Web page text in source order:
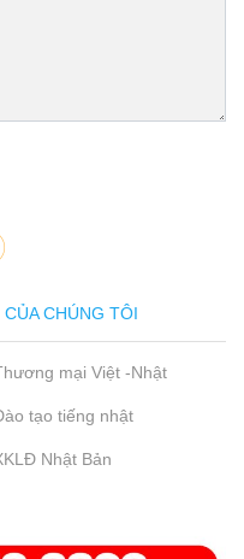
CHÚNG TÔI
mại Việt -Nhật
tạo tiếng nhật
Nhật Bản